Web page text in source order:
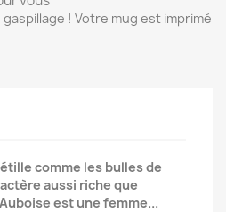
! Votre mug est imprimé
comme les bulles de
aussi riche que
est une femme...